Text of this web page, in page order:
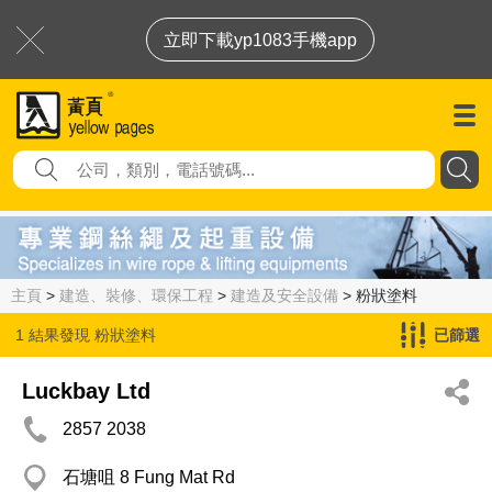
立即下載yp1083手機app
主頁 > 建造、裝修、環保工程 > 建造及安全設備 > 粉狀塗料
1 結果發現 粉狀塗料 已篩選
Luckbay Ltd
2857 2038
石塘咀 8 Fung Mat Rd